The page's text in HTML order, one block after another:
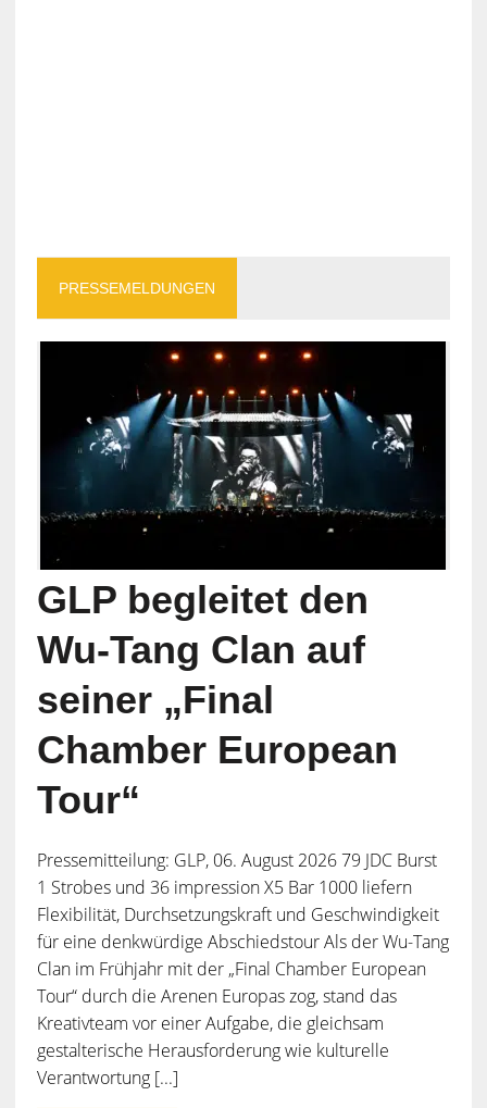
PRESSEMELDUNGEN
GLP begleitet den
Wu-Tang Clan auf
seiner „Final
Chamber European
Tour“
Pressemitteilung: GLP, 06. August 2026 79 JDC Burst
1 Strobes und 36 impression X5 Bar 1000 liefern
Flexibilität, Durchsetzungskraft und Geschwindigkeit
für eine denkwürdige Abschiedstour Als der Wu-Tang
Clan im Frühjahr mit der „Final Chamber European
Tour“ durch die Arenen Europas zog, stand das
Kreativteam vor einer Aufgabe, die gleichsam
gestalterische Herausforderung wie kulturelle
Verantwortung [...]